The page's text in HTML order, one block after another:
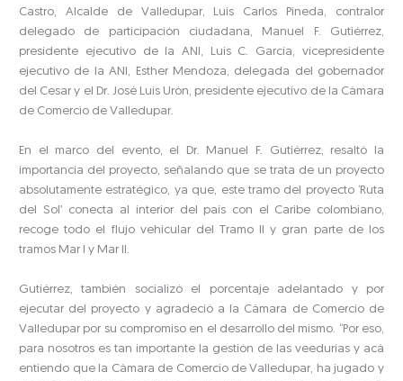
Castro, Alcalde de Valledupar, Luis Carlos Pineda, contralor
delegado de participación ciudadana, Manuel F. Gutiérrez,
presidente ejecutivo de la ANI, Luis C. García, vicepresidente
ejecutivo de la ANI, Esther Mendoza, delegada del gobernador
del Cesar y el Dr. José Luis Urón, presidente ejecutivo de la Cámara
de Comercio de Valledupar.
En el marco del evento, el Dr. Manuel F. Gutiérrez, resaltó la
importancia del proyecto, señalando que se trata de un proyecto
absolutamente estratégico, ya que, este tramo del proyecto ‘Ruta
del Sol’ conecta al interior del país con el Caribe colombiano,
recoge todo el flujo vehicular del Tramo II y gran parte de los
tramos Mar I y Mar II.
Gutiérrez, también socializó el porcentaje adelantado y por
ejecutar del proyecto y agradeció a la Cámara de Comercio de
Valledupar por su compromiso en el desarrollo del mismo. “Por eso,
para nosotros es tan importante la gestión de las veedurías y acá
entiendo que la Cámara de Comercio de Valledupar, ha jugado y